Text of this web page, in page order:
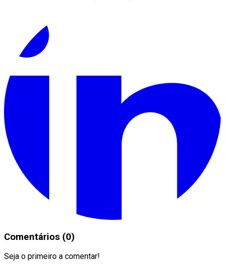
Comentários (0)
Seja o primeiro a comentar!